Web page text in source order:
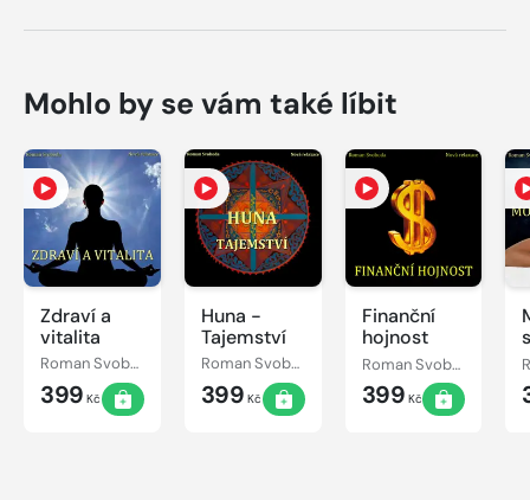
Mohlo by se vám také líbit
Zdraví a
vitalita
Roman Svoboda
399 Kč
Huna -
Tajemství
Roman Svoboda
399 Kč
Finanční
hojnost
Roman Svoboda
399 Kč